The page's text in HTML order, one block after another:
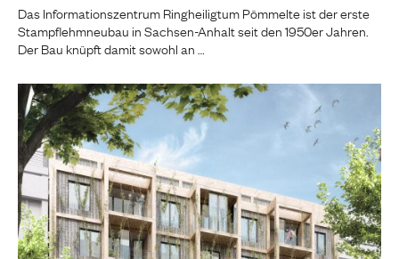
Das Informationszentrum Ringheiligtum Pömmelte ist der erste
Stampflehmneubau in Sachsen-Anhalt seit den 1950er Jahren.
Der Bau knüpft damit sowohl an …